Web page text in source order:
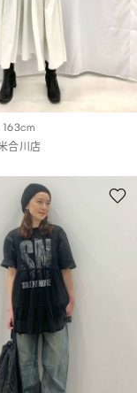
163cm
合川店